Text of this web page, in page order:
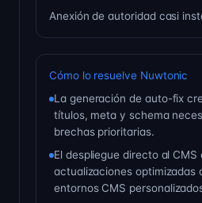
Anexión de autoridad casi
Cómo lo resuelve Nuwtonic
La generación de auto-fix
títulos, meta y schema
brechas prioritarias.
El despliegue directo al CMS
actualizaciones optimizadas
entornos CMS